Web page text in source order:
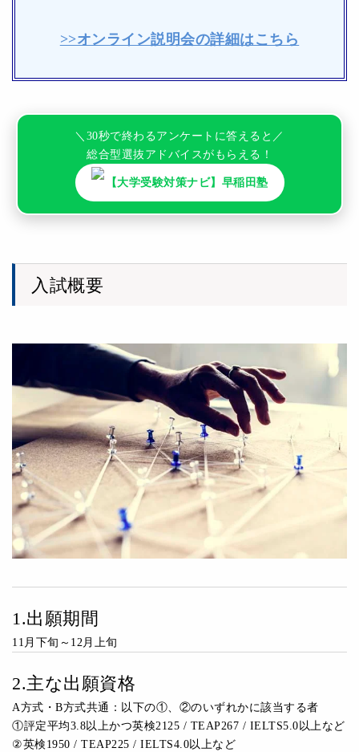
>>オンライン説明会の詳細はこちら
＼30秒で終わるアンケートに答えると／
総合型選抜アドバイスがもらえる！
【大学受験対策ナビ】早稲田塾
入試概要
1.出願期間
11月下旬～12月上旬
2.主な出願資格
A方式・B方式共通：以下の①、②のいずれかに該当する者
①評定平均3.8以上かつ英検2125 / TEAP267 / IELTS5.0以上など
②英検1950 / TEAP225 / IELTS4.0以上など